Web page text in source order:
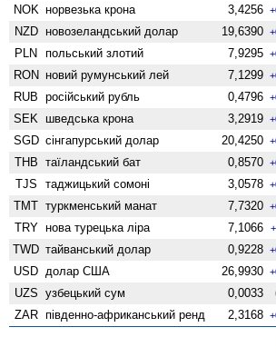
NOK норвезька крона 3,4256
NZD ново­зеландський долар 19,6390
PLN польський злотий 7,9295
RON новий румунський лей 7,1299
RUB російський рубль 0,4796
SEK шведська крона 3,2919
SGD сінгапурський долар 20,4250
THB таїландський бат 0,8570
TJS таджицький сомоні 3,0578
TMT туркменський манат 7,7320
TRY нова турецька ліра 7,1066
TWD тайванський долар 0,9228
USD долар США 26,9930
UZS узбецький сум 0,0033
ZAR південно-африканський ренд 2,3168